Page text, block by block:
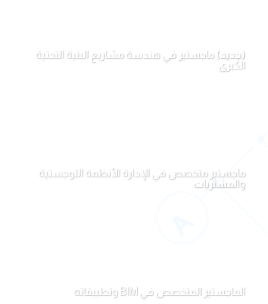
(جديد) ماجستير في هندسة مشاريع البنية التحتية
الكبرى
ماجستير متخصص في الإدارة الأنظمة اللوجستية
والمشتريات
الماجستير المتخصص في BIM وتطبيقاته